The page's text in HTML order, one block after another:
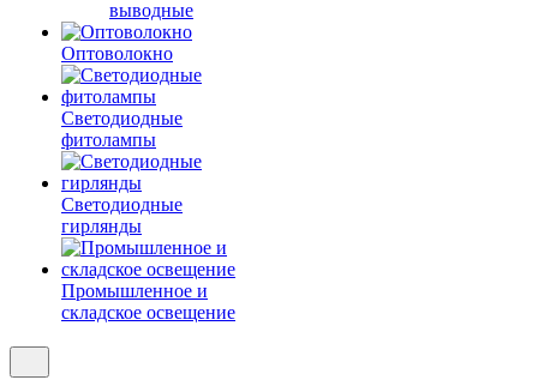
выводные
Оптоволокно
Светодиодные
фитолампы
Светодиодные
гирлянды
Промышленное и
складское освещение